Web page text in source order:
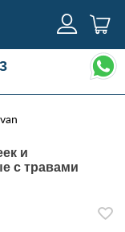
и
с травами